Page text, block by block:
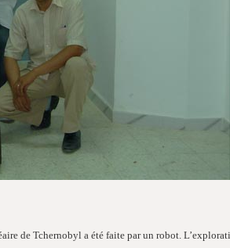
de Tchernobyl a été faite par un robot.